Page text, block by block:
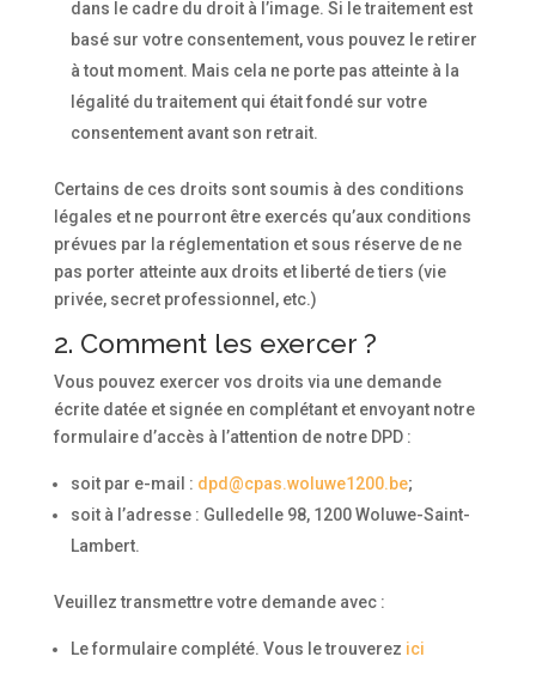
dans le cadre du droit à l’image. Si le traitement est
basé sur votre consentement, vous pouvez le retirer
à tout moment. Mais cela ne porte pas atteinte à la
légalité du traitement qui était fondé sur votre
consentement avant son retrait.
Certains de ces droits sont soumis à des conditions
légales et ne pourront être exercés qu’aux conditions
prévues par la réglementation et sous réserve de ne
pas porter atteinte aux droits et liberté de tiers (vie
privée, secret professionnel, etc.)
2. Comment les exercer ?
Vous pouvez exercer vos droits via une demande
écrite datée et signée en complétant et envoyant notre
formulaire d’accès à l’attention de notre DPD :
soit par e-mail : dpd@cpas.woluwe1200.be;
soit à l’adresse : Gulledelle 98, 1200 Woluwe-Saint-
Lambert.
Veuillez transmettre votre demande avec :
Le formulaire complété. Vous le trouverez ici